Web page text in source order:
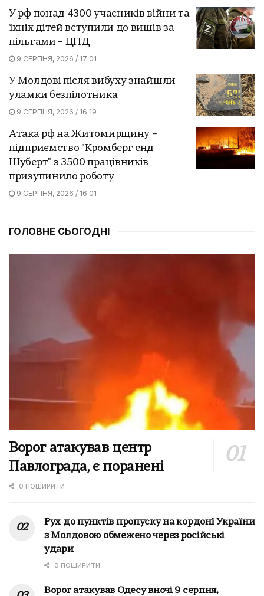
У рф понад 4300 учасників війни та
їхніх дітей вступили до вишів за
пільгами – ЦПД
9 СЕРПНЯ, 2026 / 17:01
У Молдові після вибуху знайшли
уламки безпілотника
9 СЕРПНЯ, 2026 / 16:19
Атака рф на Житомирщину –
підприємство "Кромберг енд
Шуберт" з 3500 працівників
призупинило роботу
9 СЕРПНЯ, 2026 / 16:01
ГОЛОВНЕ СЬОГОДНІ
Ворог атакував центр
Павлограда, є поранені
0 ПОШИРИТИ
Рух до пунктів пропуску на кордоні України
з Молдовою обмежено через російські
удари
0 ПОШИРИТИ
Ворог атакував Одесу вночі 9 серпня,